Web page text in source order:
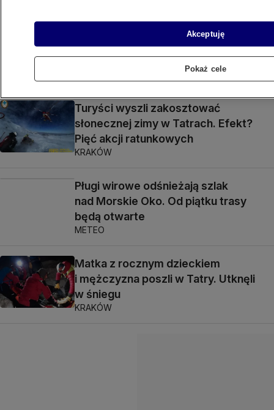
Snowboardzista utknął na Granatach.
Turyści wyszli zakosztować
słonecznej zimy w Tatrach. Efekt?
Pięć akcji ratunkowych
KRAKÓW
Pługi wirowe odśnieżają szlak
nad Morskie Oko. Od piątku trasy
będą otwarte
METEO
Matka z rocznym dzieckiem
i mężczyzna poszli w Tatry. Utknęli
w śniegu
KRAKÓW
Akceptuję
Pokaż cele